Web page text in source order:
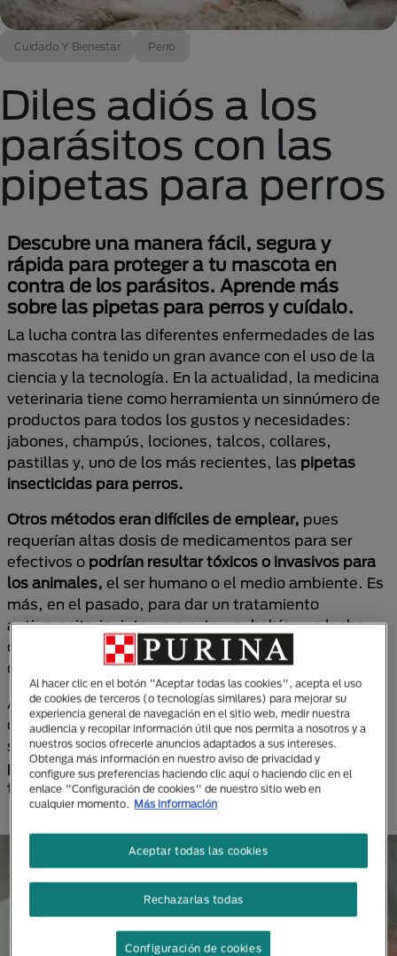
Cuidado Y Bienestar Perro
Diles adiós a los
parásitos con las
pipetas para perros
Descubre una manera fácil, segura y
rápida para proteger a tu mascota en
contra de los parásitos. Aprende más
sobre las pipetas para perros y cuídalo.
La lucha contra las diferentes enfermedades de las
mascotas ha tenido un gran avance con el uso de la
ciencia y la tecnología. En la actualidad, la medicina
veterinaria tiene como herramienta un sinnúmero de
productos para todos los gustos y necesidades:
jabones, champús, lociones, talcos, collares,
pastillas y, uno de los más recientes, las pipetas
insecticidas para perros.
Otros métodos eran difíciles de emplear, pues
requerían altas dosis de medicamentos para ser
efectivos o podrían resultar tóxicos o invasivos para
los animales, el ser humano o el medio ambiente. Es
más, en el pasado, para dar un tratamiento
antiparasitario, interno o externo, había que luchar
con tu perro para poder darle un baño o que se
comiera una pastilla o un jarabe.
Ahora, pese a su creciente éxito, muchas personas
desconocen las pipetas para perros. Estos métodos
son muy modernos ycuentan con múltiples ventajas
para las mascotas, los amos, los veterinarios y los
tratamientos.
Al hacer clic en el botón "Aceptar todas las cookies", acepta el uso
de cookies de terceros (o tecnologías similares) para mejorar su
experiencia general de navegación en el sitio web, medir nuestra
audiencia y recopilar información útil que nos permita a nosotros y a
nuestros socios ofrecerle anuncios adaptados a sus intereses.
Obtenga más información en nuestro aviso de privacidad y
configure sus preferencias haciendo clic aquí o haciendo clic en el
enlace "Configuración de cookies" de nuestro sitio web en
cualquier momento.
Más información
Rechazarlas todas
Aceptar todas las cookies
Configuración de cookies